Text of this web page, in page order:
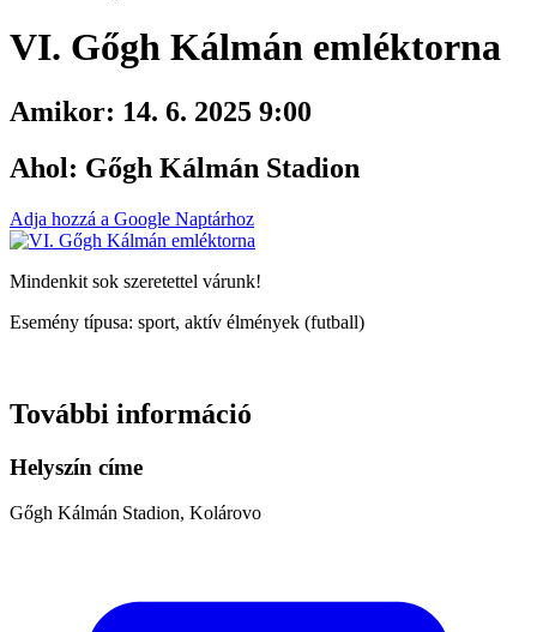
VI. Gőgh Kálmán emléktorna
Amikor: 14. 6. 2025 9:00
Ahol: Gőgh Kálmán Stadion
Adja hozzá a Google Naptárhoz
Mindenkit sok szeretettel várunk!
Esemény típusa: sport, aktív élmények (futball)
További információ
Helyszín címe
Gőgh Kálmán Stadion, Kolárovo